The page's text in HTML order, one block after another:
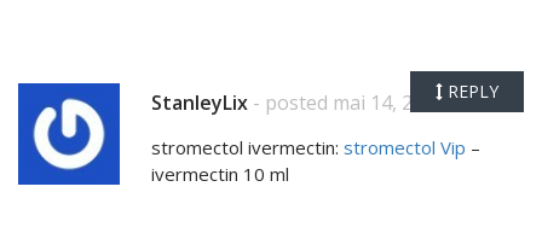
StanleyLix - posted mai 14, 2026
stromectol ivermectin: stromectol Vip –
ivermectin 10 ml
REPLY